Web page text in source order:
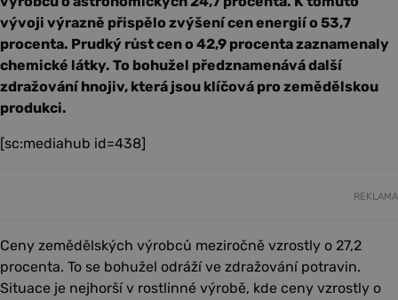
vývoji výrazně přispělo zvýšení cen energií o 53,7
procenta. Prudký růst cen o 42,9 procenta zaznamenaly
chemické látky. To bohužel předznamenává další
zdražování hnojiv, která jsou klíčová pro zemědělskou
produkci.
[sc:mediahub id=438]
REKLAMA
Ceny zemědělských výrobců meziročně vzrostly o 27,2
procenta. To se bohužel odráží ve zdražování potravin.
Situace je nejhorší v rostlinné výrobě, kde ceny vzrostly o